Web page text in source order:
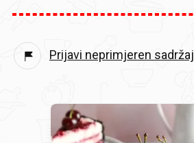
Prijavi neprimjeren sadržaj